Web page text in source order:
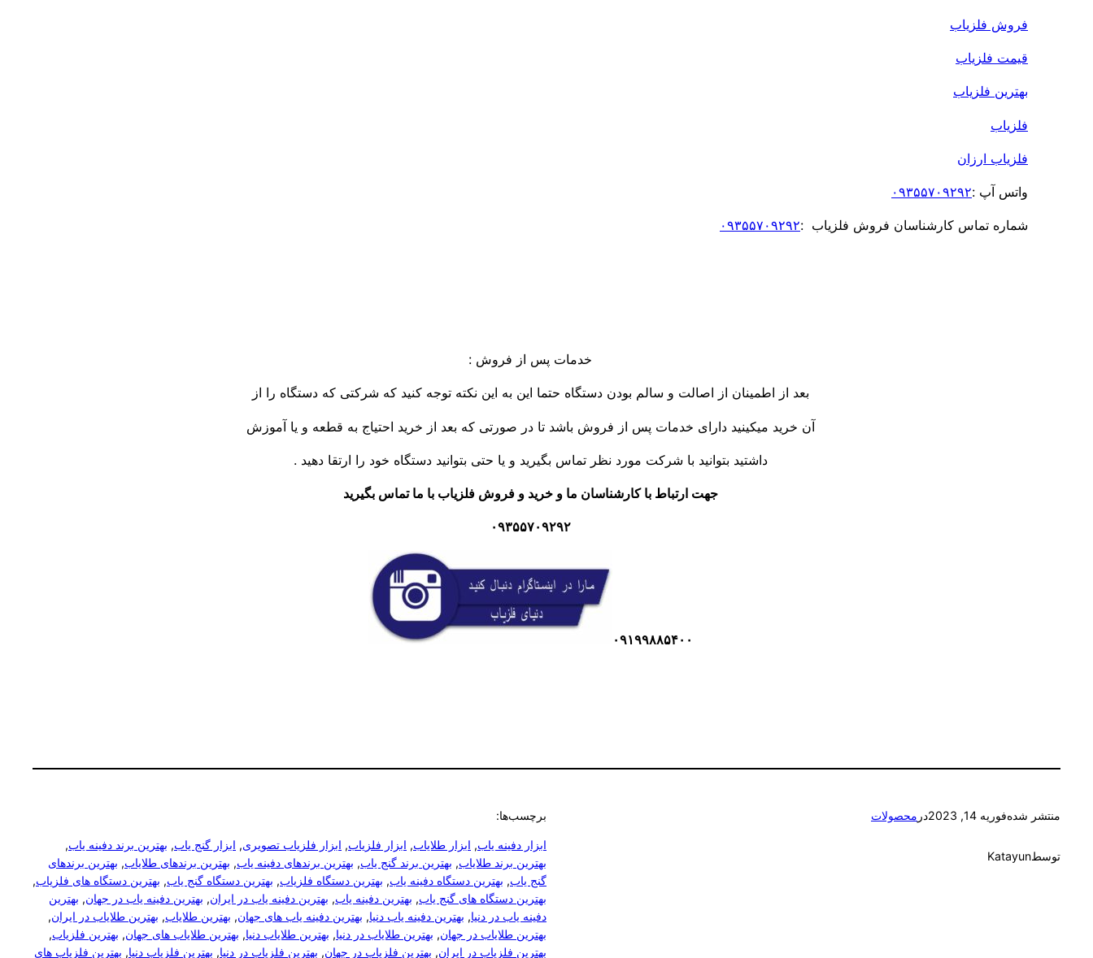
فروش فلزیاب
قیمت فلزیاب
بهترین فلزیاب
فلزیاب
فلزیاب ارزان
واتس آپ :۰۹۳۵۵۷۰۹۲۹۲
شماره تماس کارشناسان فروش فلزیاب :۰۹۳۵۵۷۰۹۲۹۲
خدمات پس از فروش :
بعد از اطمینان از اصالت و سالم بودن دستگاه حتما این به این نکته توجه کنید که شرکتی که دستگاه را از
آن خرید میکینید دارای خدمات پس از فروش باشد تا در صورتی که بعد از خرید احتیاج به قطعه و یا آموزش
داشتید بتوانید با شرکت مورد نظر تماس بگیرید و یا حتی بتوانید دستگاه خود را ارتقا دهید .
جهت ارتباط با کارشناسان ما و خرید و فروش فلزیاب با ما تماس بگیرید
۰۹۳۵۵۷۰۹۲۹۲
۰۹۱۹۹۸۸۵۴۰۰
منتشر شدهفوریه 14, 2023 در محصولات
توسطKatayun
برچسب‌ها:
ابزار دفینه یاب, ابزار طلایاب, ابزار فلزیاب, ابزار فلزیاب تصویری, ابزار گنج یاب, بهترین برند دفینه یاب,
بهترین برند طلایاب, بهترین برند گنج یاب, بهترین برندهای دفینه یاب, بهترین برندهای طلایاب, بهترین برندهای
گنج یاب, بهترین دستگاه دفینه یاب, بهترین دستگاه فلزیاب, بهترین دستگاه گنج یاب, بهترین دستگاه های فلزیاب,
بهترین دستگاه های گنج یاب, بهترین دفینه یاب, بهترین دفینه یاب در ایران, بهترین دفینه یاب در جهان, بهترین
دفینه یاب در دنیا, بهترین دفینه یاب دنیا, بهترین دفینه یاب های جهان, بهترین طلایاب, بهترین طلایاب در ایران,
بهترین طلایاب در جهان, بهترین طلایاب در دنیا, بهترین طلایاب دنیا, بهترین طلایاب های جهان, بهترین فلزیاب,
بهترین فلزیاب در ایران, بهترین فلزیاب در جهان, بهترین فلزیاب در دنیا, بهترین فلزیاب دنیا, بهترین فلزیاب های